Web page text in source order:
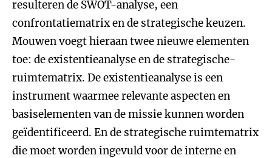
resulteren de SWOT-analyse, een
confrontatiematrix en de strategische keuzen.
Mouwen voegt hieraan twee nieuwe elementen
toe: de existentieanalyse en de strategische-
ruimtematrix. De existentieanalyse is een
instrument waarmee relevante aspecten en
basiselementen van de missie kunnen worden
geïdentificeerd. En de strategische ruimtematrix
die moet worden ingevuld voor de interne en